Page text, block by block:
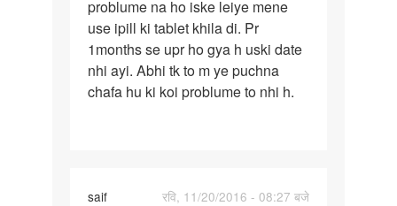
girlfriend
ko
problume na ho iske leiye mene
use ipill ki tablet khila di. Pr
1months se upr ho gya h uski date
nhi ayi. Abhi tk to m ye puchna
chafa hu ki koi problume to nhi h.
saif
रवि, 11/20/2016 - 08:27 बजे